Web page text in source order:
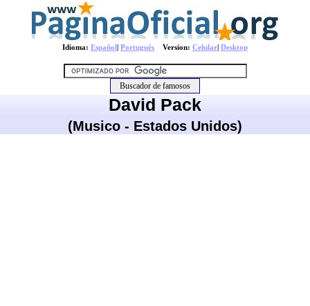
Idioma: Español| Português Version: Celular| Desktop
David Pack
(Musico - Estados Unidos)